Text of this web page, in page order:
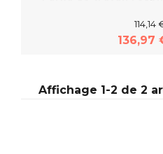
114,14
136,97
Affichage 1-2 de 2